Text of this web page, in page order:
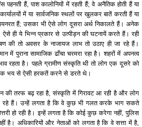
पहनती हैं, पाश कालोनियों में रहती हैं; वे अनैतिक होती हैं या
में या सार्वजनिक स्थलों पर खुलकर बातें करती हैं या
हैं; उसका भी ऐसे लोग दूसरा अर्थ निकालते हैं। अनेक
ही ये भिन्न प्रकार से उत्पीड़न की घटनायें करते हैं। रही
की तो अवसर के नाजायज लाभ तो उठाए ही जा रहे हैं।
में पुराना सामाजिक ढाँचा चरमरा रहा है। शहरों में अपनत्व
रहता है। पहले ग्रामीण संस्कृति थी तो लोग एक दूसरे को
भय से ऐसी हरकतें करने से डरते थे।
की तरफ बढ़ रहा है, संस्कृति में गिरावट आ रही है और लोग
रहे हैं। उन्हें लगता है कि वे कुछ भी गलत करके भाग सकते
हो रही है। इन्हें लगता है कि कोई कुछ करेगा नहीं, पुलिस
है। अधिकारियों और नेताओं को लगता है कि वे सत्ता में है,